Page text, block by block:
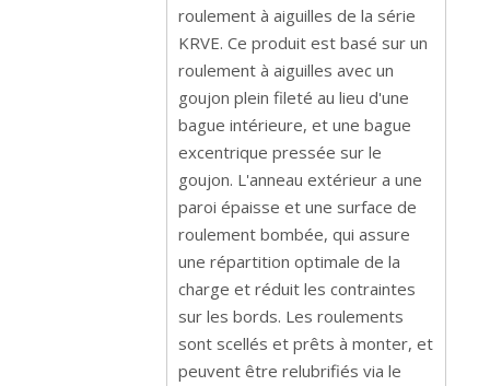
roulement à aiguilles de la série
KRVE. Ce produit est basé sur un
roulement à aiguilles avec un
goujon plein fileté au lieu d'une
bague intérieure, et une bague
excentrique pressée sur le
goujon. L'anneau extérieur a une
paroi épaisse et une surface de
roulement bombée, qui assure
une répartition optimale de la
charge et réduit les contraintes
sur les bords. Les roulements
sont scellés et prêts à monter, et
peuvent être relubrifiés via le